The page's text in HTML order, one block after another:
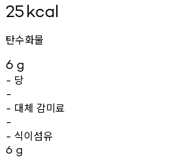
25kcal
탄수화물
6 g
- 당
-
- 대체 감미료
-
- 식이섬유
6 g